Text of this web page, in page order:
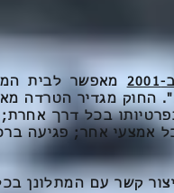
מאפשר לבית
החוק מגדיר הטרדה
בכל דרך
אמצעי אחר; פגיעה
קשר עם המתלונן